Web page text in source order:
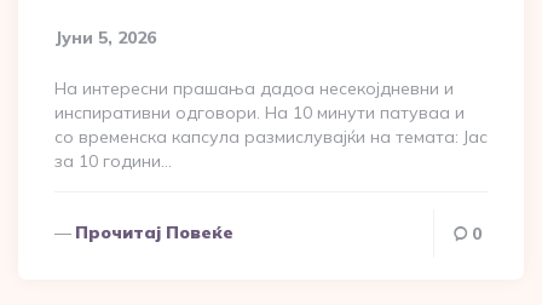
Јуни 5, 2026
На интересни прашања дадоа несекојдневни и
инспиративни одговори. На 10 минути патуваа и
со временска капсула размислувајќи на темата: Јас
за 10 години…
Прочитај Повеќе 0